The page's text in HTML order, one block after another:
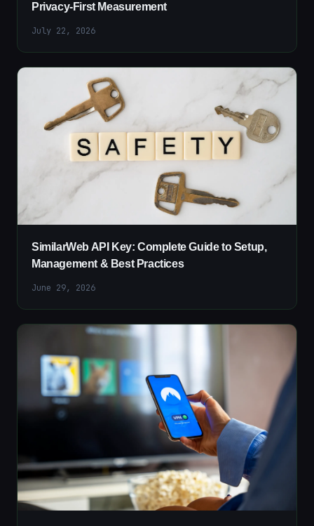
Privacy-First Measurement
July 22, 2026
SimilarWeb API Key: Complete Guide to Setup,
Management & Best Practices
June 29, 2026